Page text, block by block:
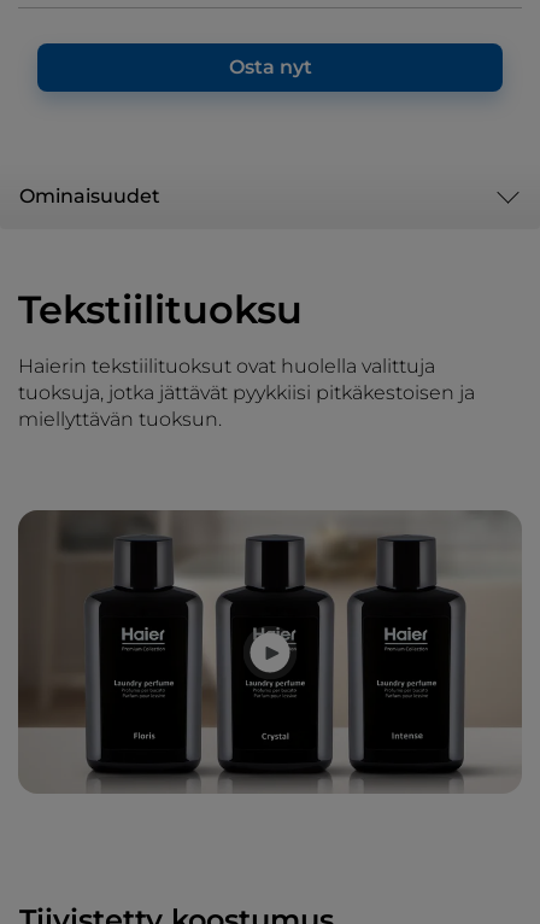
Osta nyt
Ominaisuudet
Tekstiilituoksu
Haierin tekstiilituoksut ovat huolella valittuja
tuoksuja, jotka jättävät pyykkiisi pitkäkestoisen ja
miellyttävän tuoksun.